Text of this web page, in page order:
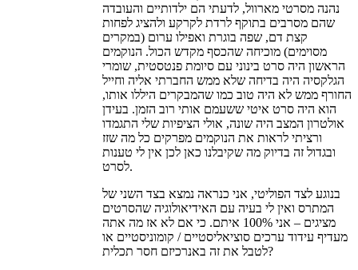
נהנה מסרטי מארוול, לדעתי הם ילדותיים והעובדה
שהם מסרבים בתוקף לרדת לקרקע ולהציג לפחות
קצת דם, שפה בוגרת ואפילו ערום (במקרים
מסוימים) מוכיחה שהכסף מקדש הכול. הנוקמים
הראשון היה סרט בינוני עם סיומת פנטסטית, שומרי
הגלקסיה היה בדיחה שלא ממש החברתי אליה וחייל
החורף ממש לא היה טוב כמו שהמבקרים היללו אותו,
הוא היה סרט איטי ששעמם אותי רוב הזמן. בעידן
אולטרון המצב היה שונה, אולי הציפיות שלי התגמדו
ורציתי לראות את הנוקמים מפרקים כל מה שזז
ובגדול זה בדיוק מה שקיבלנו כאן לכן אין לי טענות
לסרט.
בנוגע לצד הפוליטי, אני כנראה נמצא בצד השני של
המתרס ואין לי בעיה עם האידיאולוגיה שהסרטים
מציגים – אני 100% איתם. כי אם לא אז מה אתה
מעדיף עידוד ערכים סוציאליסטיים / קומוניסטיים או
לטבל את זה באנרכיזם חסר תכלית?